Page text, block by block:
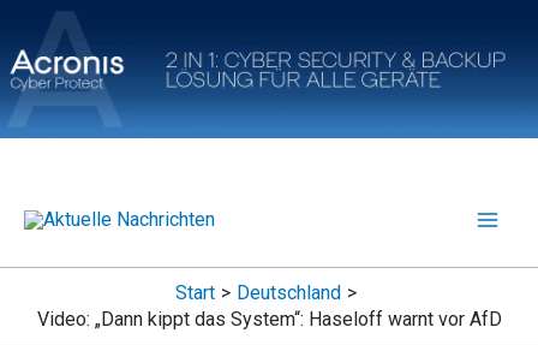
Inhalt
springen
Start
Deutschland
Video: „Dann kippt das System“: Haseloff warnt vor AfD